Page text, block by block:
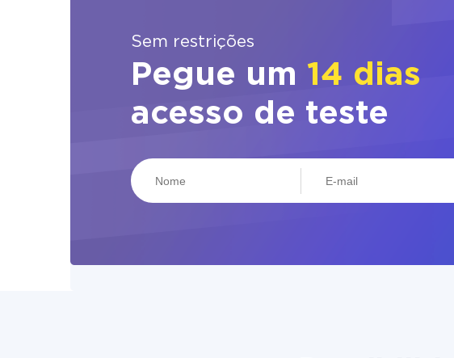
Sem restrições
Pegue um 14 dias
acesso de teste